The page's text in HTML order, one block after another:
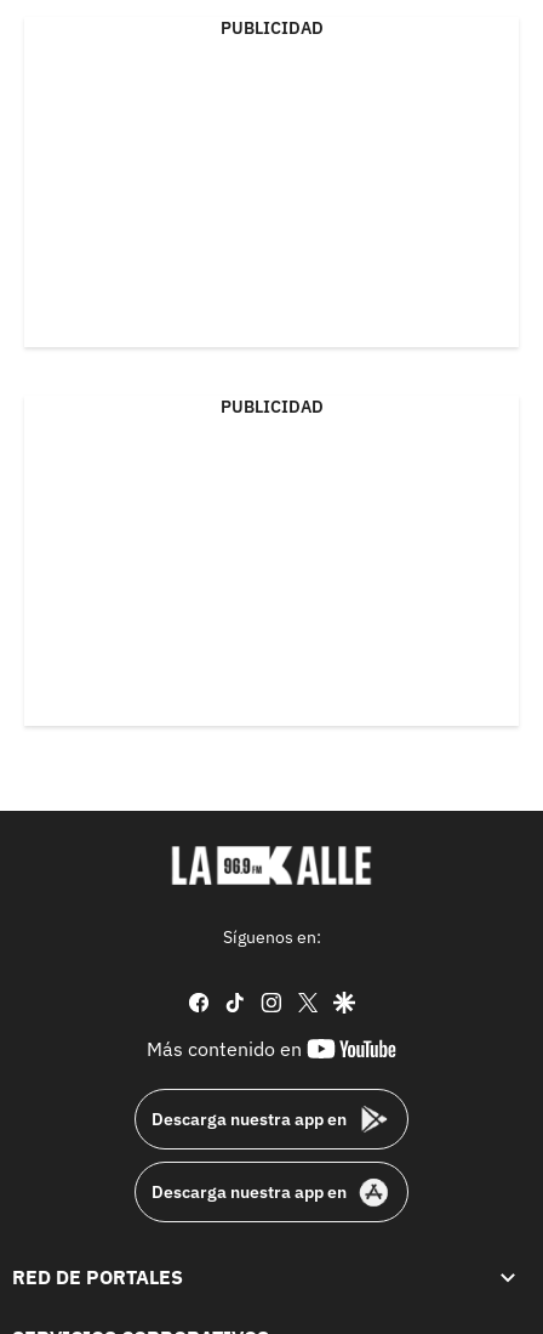
PUBLICIDAD
PUBLICIDAD
Síguenos en:
facebook
tiktok instagram
twittergoogle
Más contenido en
youtube-
Descarga nuestra app en
Descarga nuestra app en
RED DE PORTALES